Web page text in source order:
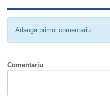
Adauga primul comentariu
Comentariu